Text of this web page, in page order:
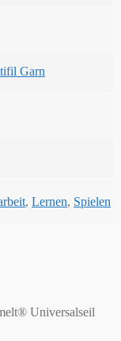
Garn
, Lernen, Spielen
Universalseil